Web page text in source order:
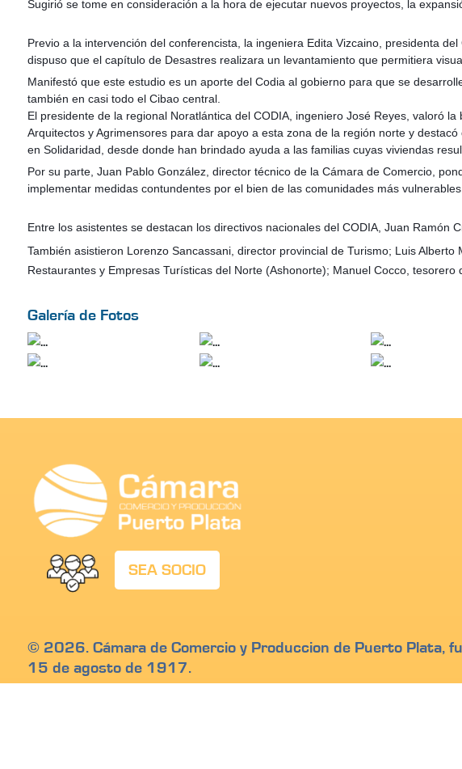
Sugirió se tome en consideración a la hora de ejecutar nuevos proyectos, la
Previo a la intervención del conferencista, la ingeniera Edita Vizcaino, presidenta
dispuso que el capítulo de Desastres realizara un levantamiento que permitiera
Manifestó que este estudio es un aporte del Codia al gobierno para que se
también en casi todo el Cibao central.
El presidente de la regional Noratlántica del CODIA, ingeniero José Reyes, valoró
Arquitectos y Agrimensores para dar apoyo a esta zona de la región norte y
en Solidaridad, desde donde han brindado ayuda a las familias cuyas viviendas
Por su parte, Juan Pablo González, director técnico de la Cámara de Comercio,
implementar medidas contundentes por el bien de las comunidades más vulnerables.
Entre los asistentes se destacan los directivos nacionales del CODIA, Juan
También asistieron Lorenzo Sancassani, director provincial de Turismo; Luis
Restaurantes y Empresas Turísticas del Norte (Ashonorte); Manuel Cocco,
Galería de Fotos
SEA SOCIO
© 2026. Cámara de Comercio y Produccion de Puerto Plata,
15 de agosto de 1917.